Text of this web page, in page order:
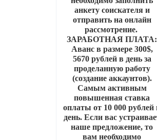
анкету соискателя и
отправить на онлайн
рассмотрение.
ЗАРАБОТНАЯ ПЛАТА:
Аванс в размере 300$,
5670 рублей в день за
проделанную работу
(создание аккаунтов).
Самым активным
повышенная ставка
оплаты от 10 000 рублей
день. Если вас
наше предложение, то
вам необходимо